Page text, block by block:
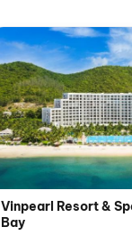
Vinpearl Resort &
Bay